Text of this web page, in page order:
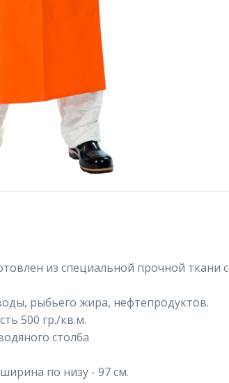
из специальной прочной ткани с
рыбьего жира, нефтепродуктов.
500 гр./кв.м.
столба
по низу - 97 см.